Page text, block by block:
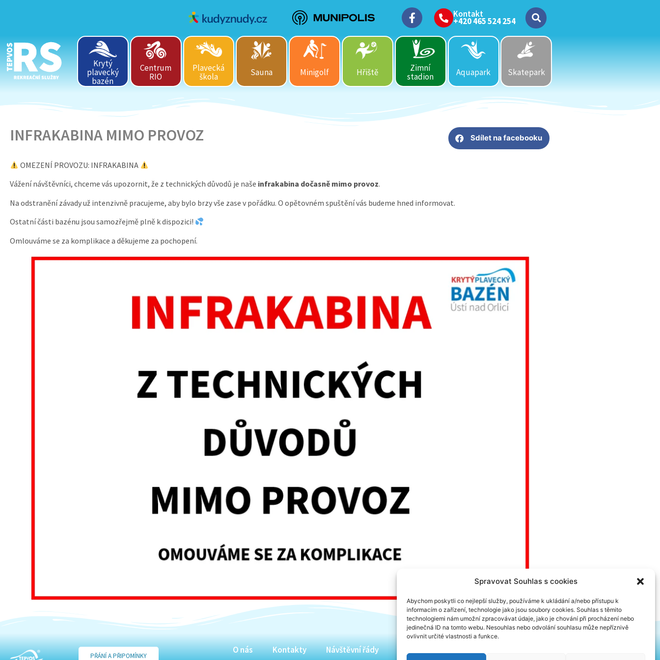
Spravovat Souhlas s cookies
Abychom poskytli co nejlepší služby, používáme k ukládání a/nebo přístupu k
informacím o zařízení, technologie jako jsou soubory cookies. Souhlas s těmito
technologiemi nám umožní zpracovávat údaje, jako je chování při procházení nebo
jedinečná ID na tomto webu. Nesouhlas nebo odvolání souhlasu může nepříznivě
ovlivnit určité vlastnosti a funkce.
Kontakt
+420 465 524 254
Krytý
plavecký
bazén
Centrum
RIO
Plavecká
škola
Sauna Minigolf Hřiště
Zimní
stadion
Aquapark Skatepark
INFRAKABINA MIMO PROVOZ Sdílet na facebooku
OMEZENÍ PROVOZU: INFRAKABINA
Vážení návštěvníci, chceme vás upozornit, že z technických důvodů je naše infrakabina dočasně mimo provoz.
Na odstranění závady už intenzivně pracujeme, aby bylo brzy vše zase v pořádku. O opětovném spuštění vás budeme hned informovat.
Ostatní části bazénu jsou samozřejmě plně k dispozici!
Omlouváme se za komplikace a děkujeme za pochopení.
PŘÁNÍ A PŘIPOMÍNKY
O nás Kontakty Návštěvní řády